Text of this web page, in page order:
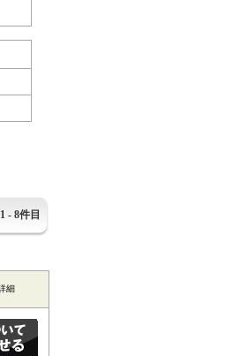
- 8件目
細